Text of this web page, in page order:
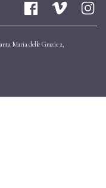
Maria delle Grazie 2,